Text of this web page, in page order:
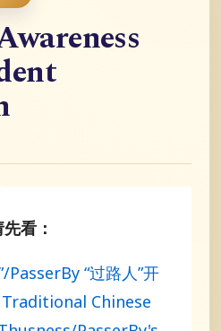
看：
PasserBy “过路人”开
Chinese